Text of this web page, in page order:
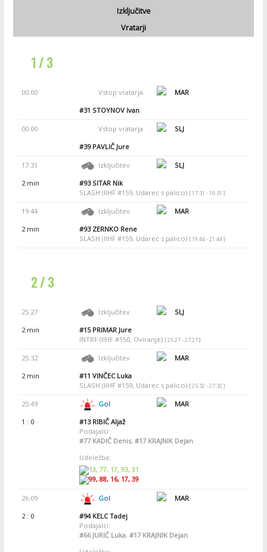
Izključitve
Vratarji
1 / 3
00:00 Vstop vratarja
MAR
#31 STOYNOV Ivan
00:00 Vstop vratarja
SLJ
#39PAVLIČ Jure
17:31 Izključitev
SLJ
2 min
#93SITAR Nik
SLASH (IIHF #159, Udarec s palico) [ 17:31 - 19:31 ]
19:44 Izključitev
MAR
2 min
#93ZERNKO Rene
SLASH (IIHF #159, Udarec s palico) [ 19:44 - 21:44 ]
2 / 3
25:27 Izključitev
SLJ
2 min
#15PRIMAR Jure
INTRF (IIHF #150, Oviranje) [ 25:27 - 27:27 ]
25:32 Izključitev
MAR
2 min
#11 VINČEC Luka
SLASH (IIHF #159, Udarec s palico) [ 25:32 - 27:32 ]
25:49 Gol
MAR
1 : 0
#13RIBIČ Aljaž
Podajalci:
#77KADIČ Denis, #17KRAJNIK Dejan
Udeležba:
13, 77, 17, 93, 31
99, 88, 16, 17, 39
26:09 Gol
MAR
2 : 0
#94KELC Tadej
Podajalci:
#66JURIĆ Luka, #17KRAJNIK Dejan